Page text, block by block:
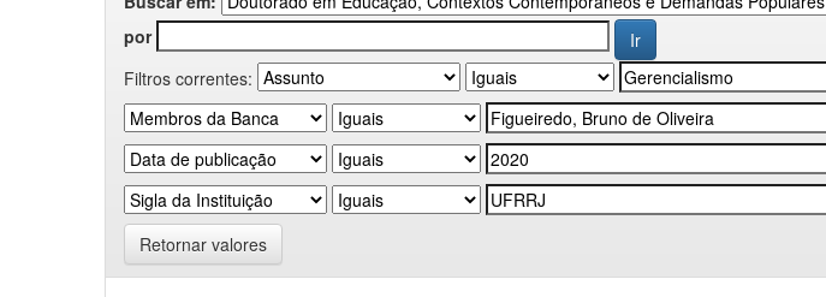
por
Filtros correntes:
Retornar valores